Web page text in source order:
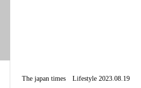
The japan times Lifestyle 2023.08.19